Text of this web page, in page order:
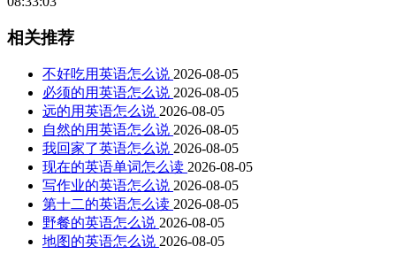
相关推荐
不好吃用英语怎么说 2026-08-05
必须的用英语怎么说 2026-08-05
远的用英语怎么说 2026-08-05
自然的用英语怎么说 2026-08-05
我回家了英语怎么说 2026-08-05
现在的英语单词怎么读 2026-08-05
写作业的英语怎么说 2026-08-05
第十二的英语怎么读 2026-08-05
野餐的英语怎么说 2026-08-05
地图的英语怎么说 2026-08-05